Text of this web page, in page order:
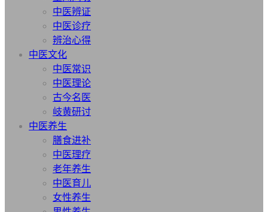
中医辨证
中医诊疗
辨治心得
中医文化
中医常识
中医理论
古今名医
岐黄研讨
中医养生
膳食进补
中医理疗
老年养生
中医育儿
女性养生